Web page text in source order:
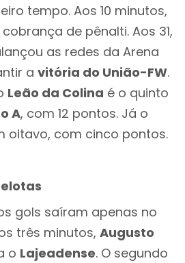
tempo. Aos 10 minutos,
de pênalti. Aos 31,
as redes da Arena
a vitória do União-FW.
Leão da Colina é o quinto
A, com 12 pontos. Já o
oitavo, com cinco pontos.
gols saíram apenas no
três minutos, Augusto
o Lajeadense. O segundo